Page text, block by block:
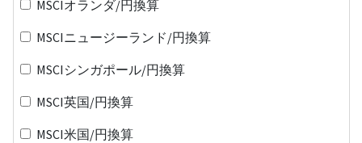
MSCIオランダ/円換算
MSCIニュージーランド/円換算
MSCIシンガポール/円換算
MSCI英国/円換算
MSCI米国/円換算